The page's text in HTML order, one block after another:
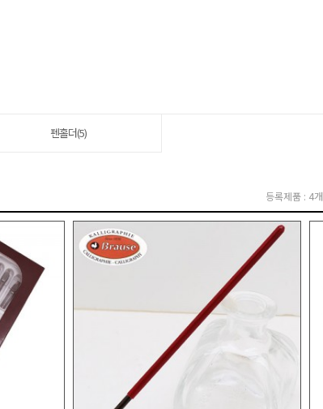
펜홀더(5)
등록제품 : 4개